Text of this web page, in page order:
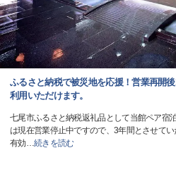
ふるさと納税で被災地を応援！営業再開
利用いただけます。
七尾市ふるさと納税返礼品として当館ペア宿
は現在営業停止中ですので、3年間とさせて
有効…続きを読む